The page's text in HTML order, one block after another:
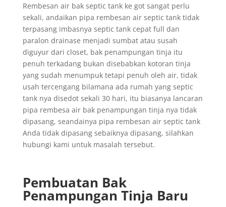
Rembesan air bak septic tank ke got sangat perlu
sekali, andaikan pipa rembesan air septic tank tidak
terpasang imbasnya septic tank cepat full dan
paralon drainase menjadi sumbat atau susah
diguyur dari closet, bak penampungan tinja itu
penuh terkadang bukan disebabkan kotoran tinja
yang sudah menumpuk tetapi penuh oleh air, tidak
usah tercengang bilamana ada rumah yang septic
tank nya disedot sekali 30 hari, itu biasanya lancaran
pipa rembesa air bak penampungan tinja nya tidak
dipasang, seandainya pipa rembesan air septic tank
Anda tidak dipasang sebaiknya dipasang, silahkan
hubungi kami untuk masalah tersebut.
Pembuatan Bak
Penampungan Tinja Baru